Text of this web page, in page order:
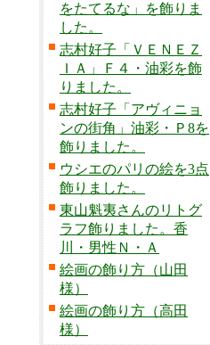
をたてるな」を飾りま
した。
志村好子「ＶＥＮＥＺ
ＩＡ」Ｆ４・油彩を飾
りました。
志村好子「アヴィニョ
ンの街角」油彩・Ｐ8を
飾りました。
ウシエのパリの絵を3点
飾りました。
東山魁夷さんのリトグ
ラフ飾りました。香
川・男性Ｎ・Ａ
絵画の飾り方（山田
様）
絵画の飾り方（高田
様）